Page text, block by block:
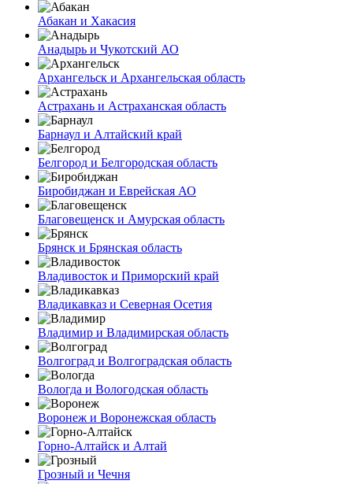
Абакан и Хакасия
Анадырь и Чукотский АО
Архангельск и Архангельская область
Астрахань и Астраханская область
Барнаул и Алтайский край
Белгород и Белгородская область
Биробиджан и Еврейская АО
Благовещенск и Амурская область
Брянск и Брянская область
Владивосток и Приморский край
Владикавказ и Северная Осетия
Владимир и Владимирская область
Волгоград и Волгоградская область
Вологда и Вологодская область
Воронеж и Воронежская область
Горно-Алтайск и Алтай
Грозный и Чечня